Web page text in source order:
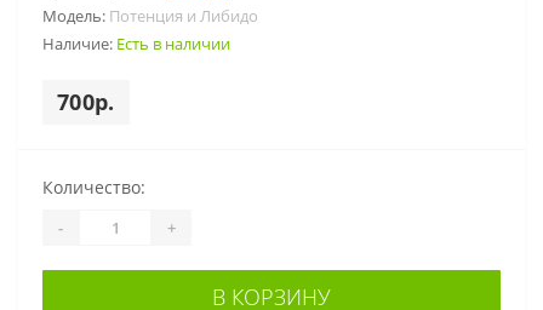
Модель: Потенция и Либидо
Наличие: Есть в наличии
700р.
Количество:
- +
В КОРЗИНУ